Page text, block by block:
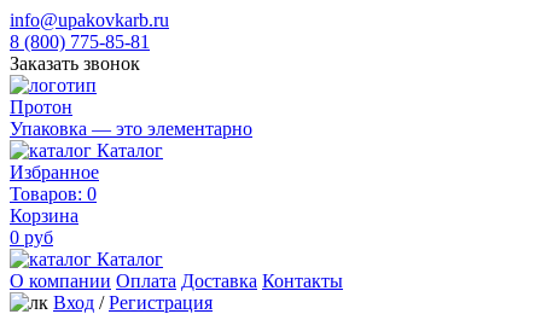
info@upakovkarb.ru
8 (800) 775-85-81
Заказать звонок
Протон
Упаковка — это элементарно
Каталог
Избранное
Товаров: 0
Корзина
0 руб
Каталог
О компании Оплата Доставка Контакты
Вход / Регистрация